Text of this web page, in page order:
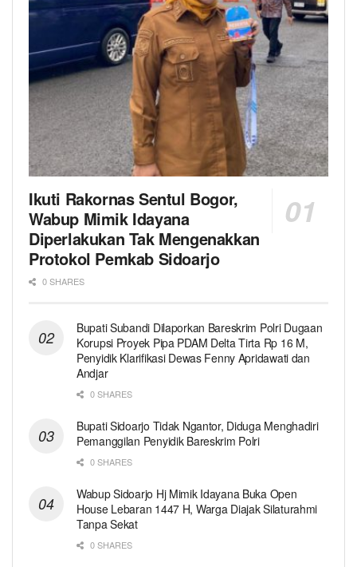
Ikuti Rakornas Sentul Bogor,
Wabup Mimik Idayana
Diperlakukan Tak Mengenakkan
Protokol Pemkab Sidoarjo
0 SHARES
Bupati Subandi Dilaporkan Bareskrim Polri Dugaan
Korupsi Proyek Pipa PDAM Delta Tirta Rp 16 M,
Penyidik Klarifikasi Dewas Fenny Apridawati dan
Andjar
0 SHARES
Bupati Sidoarjo Tidak Ngantor, Diduga Menghadiri
Pemanggilan Penyidik Bareskrim Polri
0 SHARES
Wabup Sidoarjo Hj Mimik Idayana Buka Open
House Lebaran 1447 H, Warga Diajak Silaturahmi
Tanpa Sekat
0 SHARES